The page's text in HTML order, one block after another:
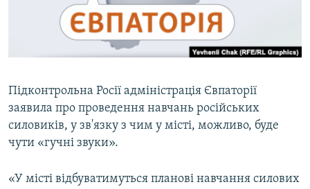
СВІДЧЕННЯ ОКУПАЦІЇ
УКРАЇНСЬКА ПРОБЛЕМА КРИМУ
Qırımtatar
Усі сайти RFE/RL
Підконтрольна Росії адміністрація Євпаторії
заявила про проведення навчань російських
силовиків, у зв'язку з чим у місті, можливо, буде
чути «гучні звуки».
«У місті відбуватимуться планові навчання силових